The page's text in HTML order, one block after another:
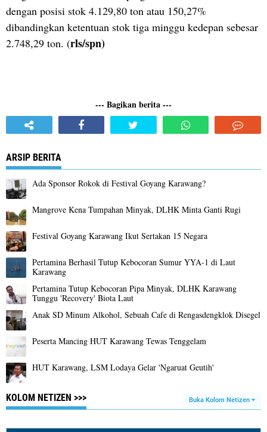
dengan posisi stok 4.129,80 ton atau 150,27%
dibandingkan ketentuan stok tiga minggu kedepan sebesar
2.748,29 ton. (rls/spn)
--- Bagikan berita ---
ARSIP BERITA
Ada Sponsor Rokok di Festival Goyang Karawang?
Mangrove Kena Tumpahan Minyak, DLHK Minta Ganti Rugi
Festival Goyang Karawang Ikut Sertakan 15 Negara
Pertamina Berhasil Tutup Kebocoran Sumur YYA-1 di Laut
Karawang
Pertamina Tutup Kebocoran Pipa Minyak, DLHK Karawang
Tunggu 'Recovery' Biota Laut
Anak SD Minum Alkohol, Sebuah Cafe di Rengasdengklok Disegel
Peserta Mancing HUT Karawang Tewas Tenggelam
HUT Karawang, LSM Lodaya Gelar 'Ngaruat Geutih'
KOLOM NETIZEN >>> Buka Kolom Netizen